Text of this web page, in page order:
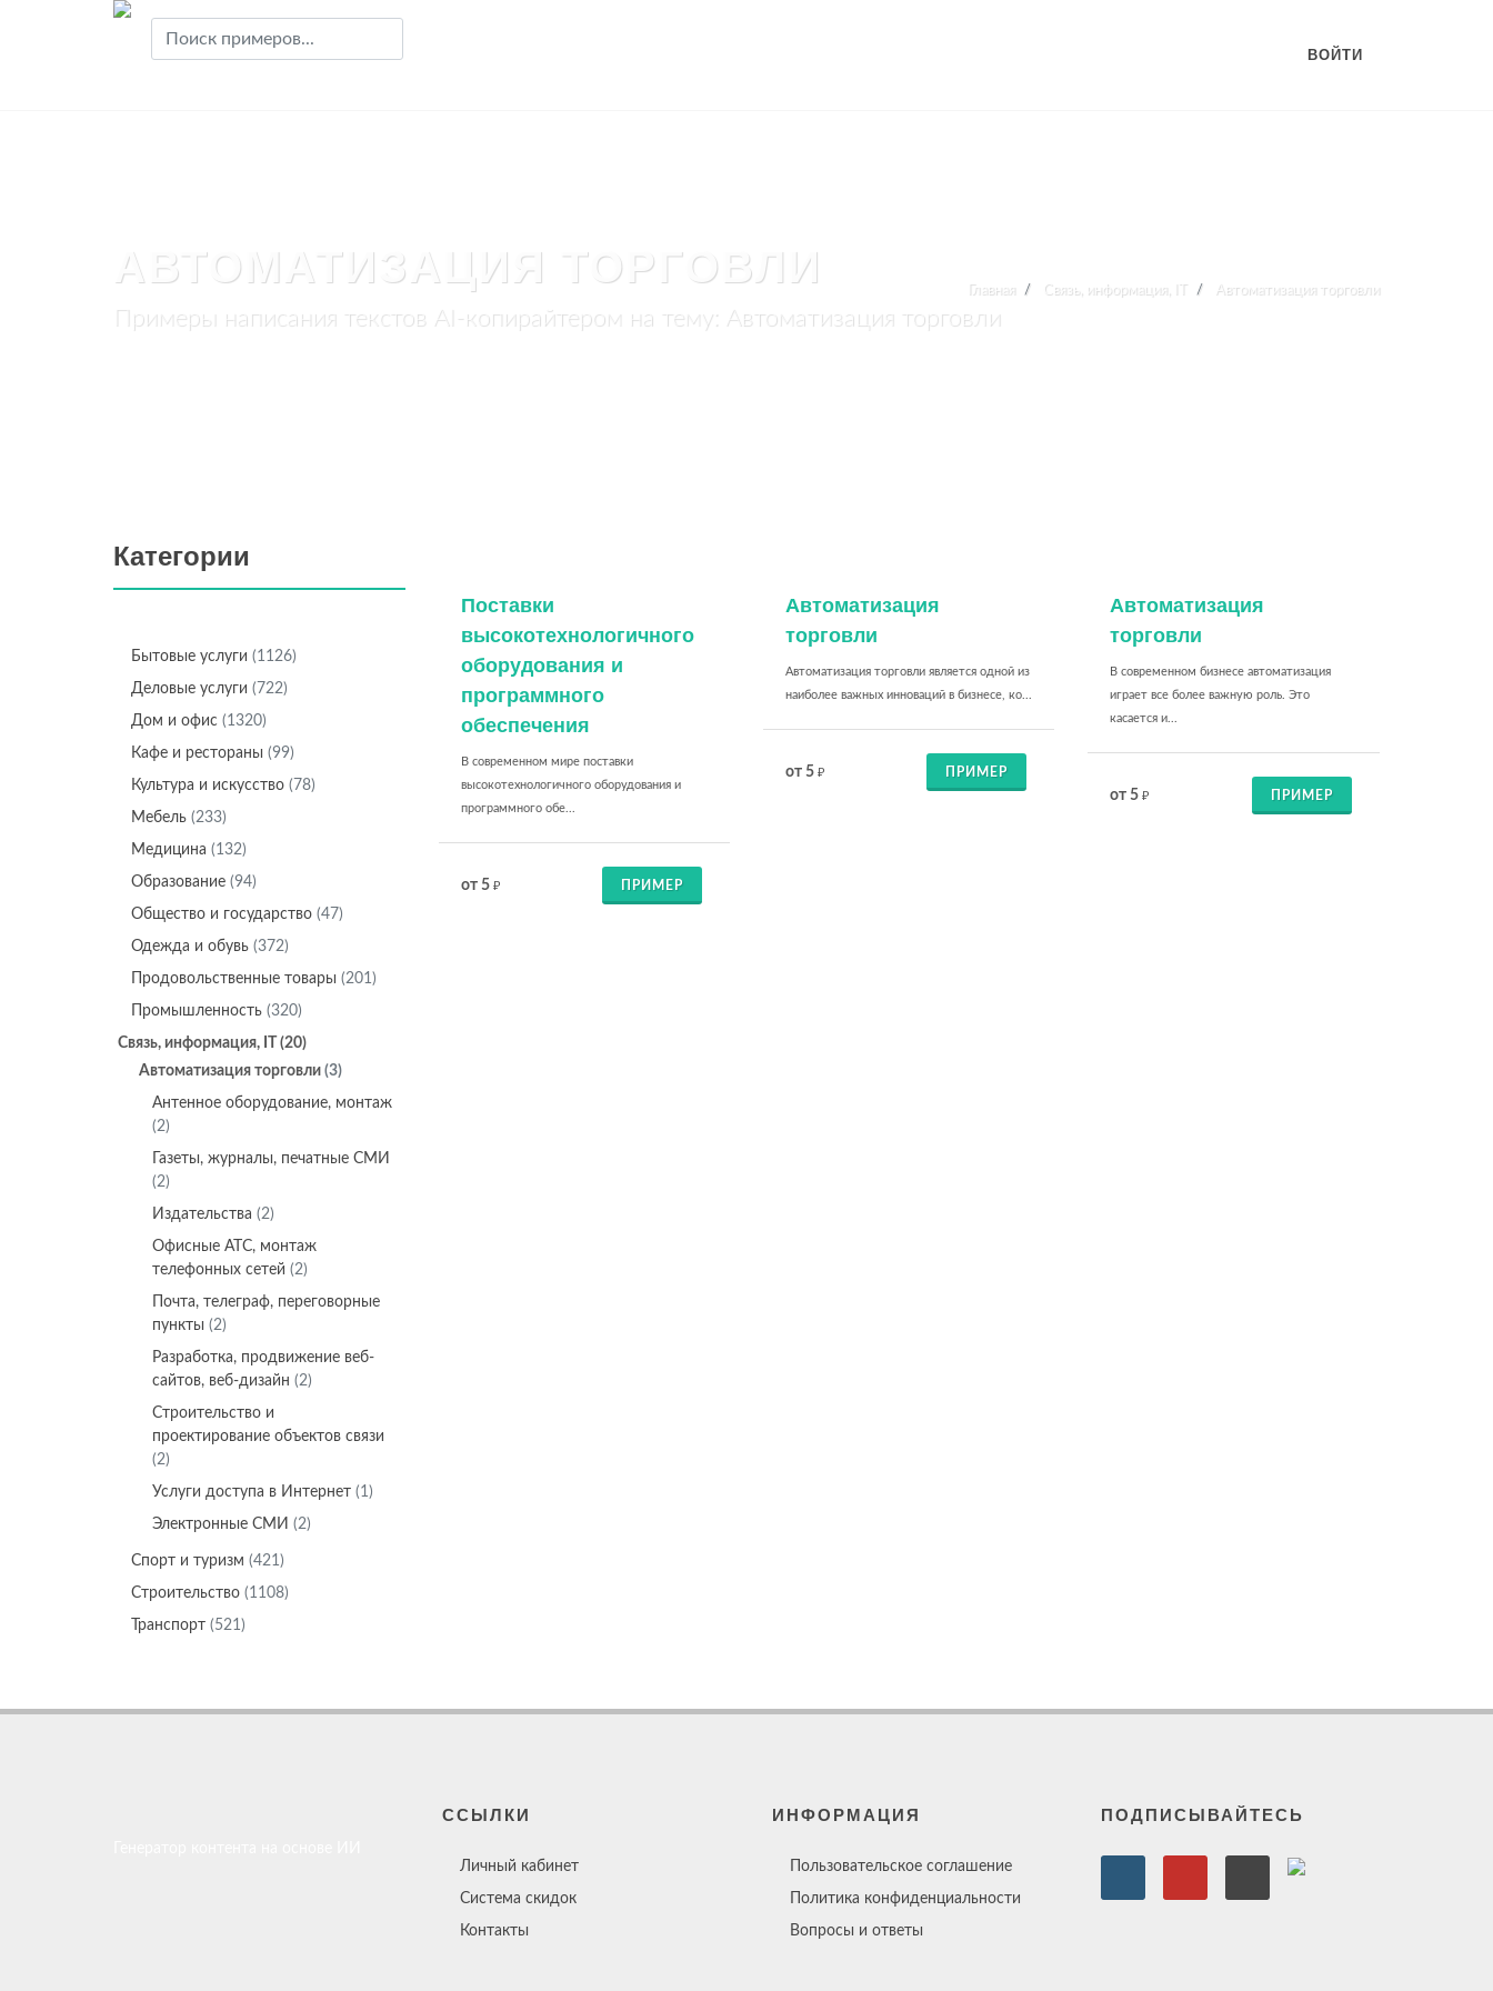
ВОЙТИ
АВТОМАТИЗАЦИЯ ТОРГОВЛИ
Примеры написания текстов AI-копирайтером на тему: Автоматизация торговли
Главная Связь, информация, IT Автоматизация торговли
Категории
Бытовые услуги (1126)
Деловые услуги (722)
Дом и офис (1320)
Кафе и рестораны (99)
Культура и искусство (78)
Мебель (233)
Медицина (132)
Образование (94)
Общество и государство (47)
Одежда и обувь (372)
Продовольственные товары (201)
Промышленность (320)
Связь, информация, IT (20)
Автоматизация торговли (3)
Антенное оборудование, монтаж
(2)
Газеты, журналы, печатные СМИ
(2)
Издательства (2)
Офисные АТС, монтаж
телефонных сетей (2)
Почта, телеграф, переговорные
пункты (2)
Разработка, продвижение веб-
сайтов, веб-дизайн (2)
Строительство и
проектирование объектов связи
(2)
Услуги доступа в Интернет (1)
Электронные СМИ (2)
Спорт и туризм (421)
Строительство (1108)
Транспорт (521)
Поставки
высокотехнологичного
оборудования и
программного
обеспечения
В современном мире поставки
высокотехнологичного оборудования и
программного обе...
от 5 ₽ ПРИМЕР
Автоматизация
торговли
Автоматизация торговли является одной из
наиболее важных инноваций в бизнесе, ко...
от 5 ₽ ПРИМЕР
Автоматизация
торговли
В современном бизнесе автоматизация
играет все более важную роль. Это
касается и...
от 5₽ ПРИМЕР
ССЫЛКИ
Личный кабинет
Система скидок
Контакты
ИНФОРМАЦИЯ
Пользовательское соглашение
Политика конфиденциальности
Вопросы и ответы
ПОДПИСЫВАЙТЕСЬ